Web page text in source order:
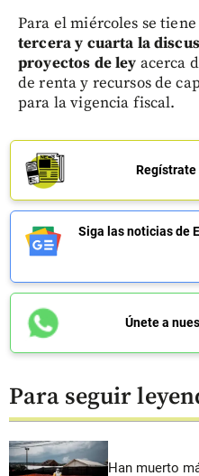
Para el miércoles se
tercera y cuarta la
proyectos de ley acerca
de renta y recursos de
para la vigencia fiscal.
Regístrate
Siga las noticias de
Únete a
Para seguir
Han muerto